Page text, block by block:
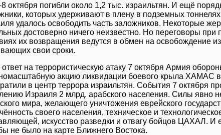
8 октября погибли около 1,2 тыс. израильтян. И ещё
которых удерживают в плену в подземных
удалось освободить часть заложников. Некоторые
достоверно ничего неизвестно. Но переговоры
их возвращения ведутся в обмен на освобождение
свои сроки.
ответ на террористическую атаку 7 октября Армия
акцию ликвидации боевого крыла ХАМАС в
в центр террора израильтян. События 7 октября
Израиля 2 млрд. арабского населения. Силы явно
мира, желающего уничтожения еврейского
своего населения, техническое и
искусство разведки и отвагу бойцов ЦАХАЛ. И
не было на карте Ближнего Востока.